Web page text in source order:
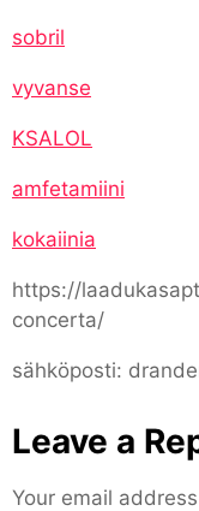
sobril
vyvanse
KSALOL
amfetamiini
kokaiinia
https://
concerta/
sähköposti:
Leave a
Your email